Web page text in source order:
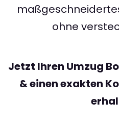
ohne
Jetzt Ihren Umzug
& einen exakten